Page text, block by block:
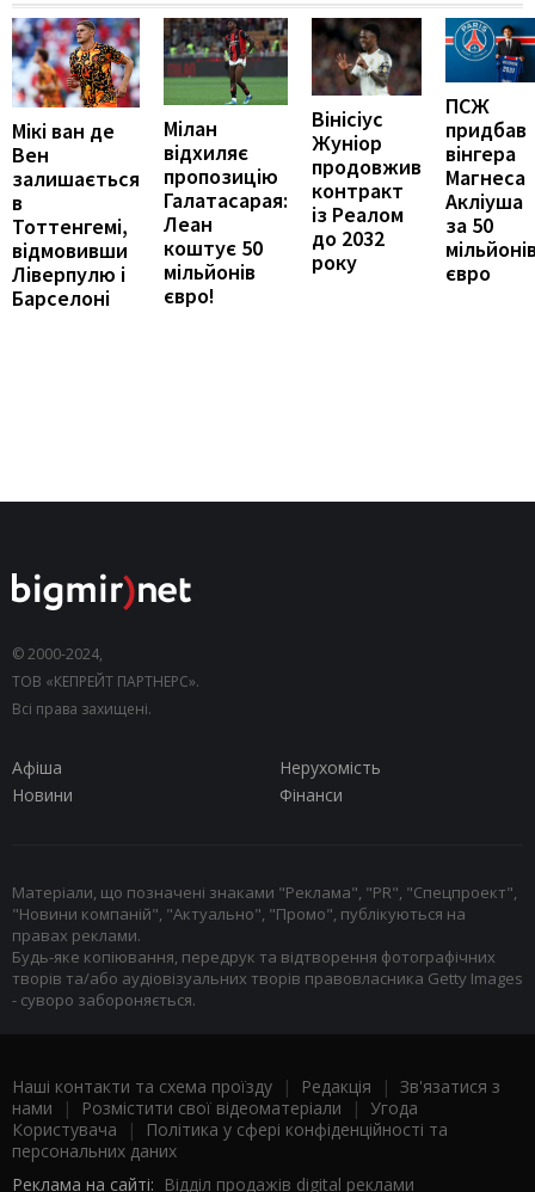
Мікі ван де
Вен
залишається
в
Тоттенгемі,
відмовивши
Ліверпулю і
Барселоні
Мілан
відхиляє
пропозицію
Галатасарая:
Леан
коштує 50
мільйонів
євро!
Вінісіус
Жуніор
продовжив
контракт
із Реалом
до 2032
року
ПСЖ
придбав
вінгера
Магнеса
Акліуша
за 50
євро
© 2000-2024,
ТОВ «КЕПРЕЙТ ПАРТНЕРС».
Всі права захищені.
Афіша
Нерухомість
Новини
Фінанси
Матеріали, що позначені знаками "Реклама", "PR", "Спецпроект",
"Новини компаній", "Актуально", "Промо", публікуються на
правах реклами.
Будь-яке копіювання, передрук та відтворення фотографічних
творів та/або аудіовізуальних творів правовласника Getty Images
- суворо забороняється.
Наші контакти та схема проїзду | Редакція | Зв'язатися з
нами | Розмістити свої відеоматеріали | Угода
Користувача |
Політика у сфері конфіденційності та
персональних даних
Реклама на сайті: Відділ продажів digital реклами